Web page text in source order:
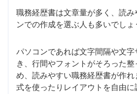
職務経歴書は文章量が多く、読み
ンでの作成を選ぶ人も多いでしょ
パソコンであれば文字間隔や文
き、行間やフォントがそろった
め、読みやすい職務経歴書が作
式を使ったりレイアウトを自由に